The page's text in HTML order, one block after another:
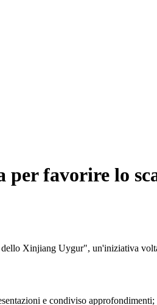
per favorire lo
dello Xinjiang Uygur", un'iniziativa
e condiviso